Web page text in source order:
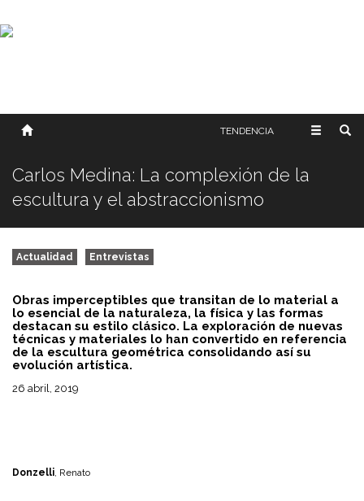
SOBRE NOSOTROS
TENDENCIA
Carlos Medina: La complexión de la
escultura y el abstraccionismo
Actualidad Entrevistas
Obras imperceptibles que transitan de lo material a
lo esencial de la naturaleza, la física y las formas
destacan su estilo clásico. La exploración de nuevas
técnicas y materiales lo han convertido en referencia
de la escultura geométrica consolidando así su
evolución artística.
26 abril, 2019
Donzelli, Renato